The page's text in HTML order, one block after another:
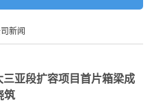
新闻
亚段扩容项目首片箱梁成
筑